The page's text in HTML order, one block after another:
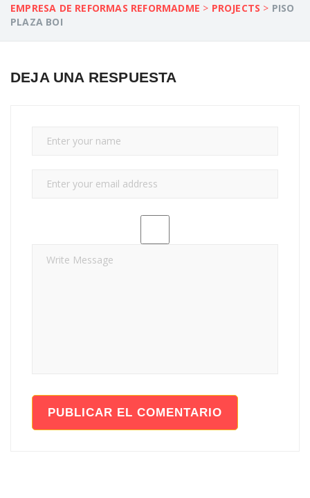
EMPRESA DE REFORMAS REFORMADME > PROJECTS > PISO
PLAZA BOI
DEJA UNA RESPUESTA